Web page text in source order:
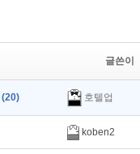
글쓴이
(20) 호텔업
koben2